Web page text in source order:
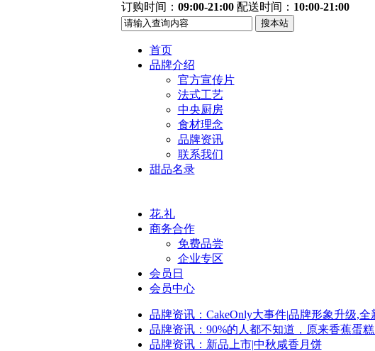
订购时间： 09:00-21:00配送时间： 10:00-21:00
首页
品牌介绍
官方宣传片
法式工艺
中央厨房
食材理念
品牌资讯
联系我们
甜品名录
花.礼
商务合作
免费品尝
企业专区
会员日
会员中心
品牌资讯：CakeOnly大事件|品牌形象升级,全
品牌资讯：90%的人都不知道，原来香蕉蛋
品牌资讯：新品上市|中秋咸香月饼